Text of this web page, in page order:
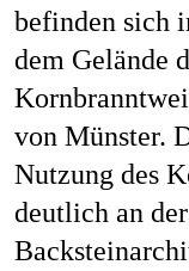
befinden sich
dem Gelände
von Münster.
Nutzung des
deutlich an